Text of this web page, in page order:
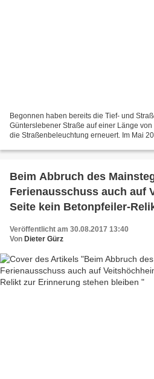
Begonnen haben bereits die Tief- und
Günterslebener Straße auf einer Länge
die Straßenbeleuchtung erneuert. Im Mai
Beim Abbruch des
Ferienausschuss auch auf
Seite kein Betonpfeiler-
Veröffentlicht am 30.08.2017 13:40
Von Dieter Gürz